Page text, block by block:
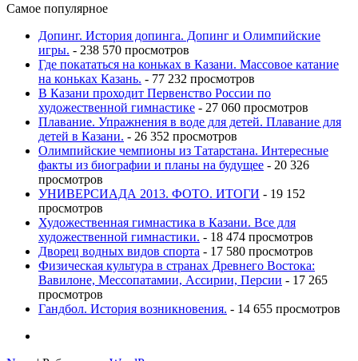
Самое популярное
Допинг. История допинга. Допинг и Олимпийские
игры. - 238 570 просмотров
Где покататься на коньках в Казани. Массовое катание
на коньках Казань. - 77 232 просмотров
В Казани проходит Первенство России по
художественной гимнастике - 27 060 просмотров
Плавание. Упражнения в воде для детей. Плавание для
детей в Казани. - 26 352 просмотров
Олимпийские чемпионы из Татарстана. Интересные
факты из биографии и планы на будущее - 20 326
просмотров
УНИВЕРСИАДА 2013. ФОТО. ИТОГИ - 19 152
просмотров
Художественная гимнастика в Казани. Все для
художественной гимнастики. - 18 474 просмотров
Дворец водных видов спорта - 17 580 просмотров
Физическая культура в странах Древнего Востока:
Вавилоне, Мессопатамии, Ассирии, Персии - 17 265
просмотров
Гандбол. История возникновения. - 14 655 просмотров